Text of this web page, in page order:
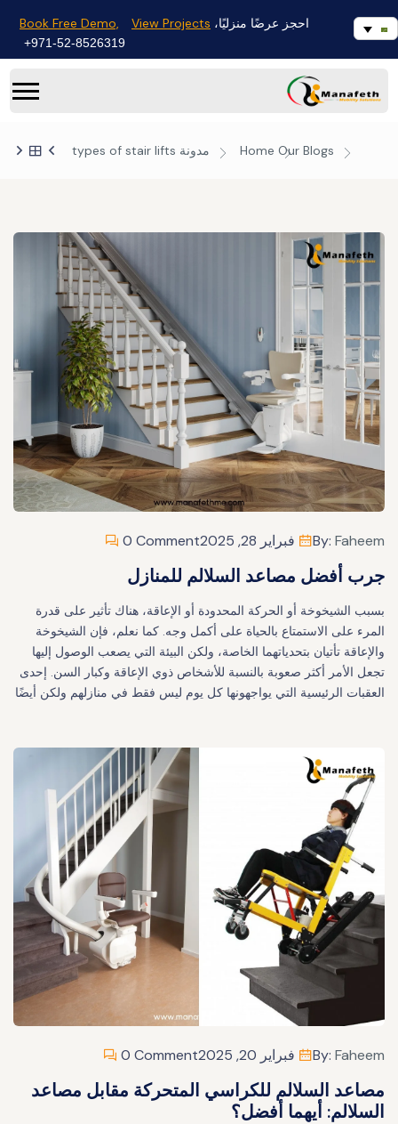
احجز عرضًا منزليًا، Book Free Demo, View Projects
971-52-8526319+
Home Our Blogs مدونة
By: Faheem فبراير 28, 2025 0 Comment
جرب أفضل مصاعد السلالم للمنازل
بسبب الشيخوخة أو الحركة المحدودة أو الإعاقة، هناك تأثير على قدرة
المرء على الاستمتاع بالحياة على أكمل وجه. كما نعلم، فإن الشيخوخة
والإعاقة تأتيان بتحدياتهما الخاصة، ولكن البيئة التي يصعب الوصول إليها
تجعل الأمر أكثر صعوبة بالنسبة للأشخاص ذوي الإعاقة وكبار السن. إحدى
العقبات الرئيسية التي يواجهونها كل يوم ليس فقط في منازلهم ولكن أيضًا
By: Faheem فبراير 20, 2025 0 Comment
مصاعد السلالم للكراسي المتحركة مقابل مصاعد
السلالم: أيهما أفضل؟